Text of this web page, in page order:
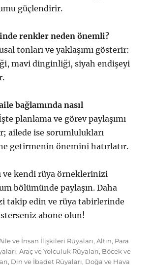
güçlendirir.
renkler neden önemli?
tonları ve yaklaşımı gösterir:
mavi dinginliği, siyah endişeyi
bağlamında nasıl
planlama ve görev paylaşımı
ailede ise sorumlulukları
getirmenin önemini hatırlatır.
ve kendi rüya örneklerinizi
bölümünde paylaşın. Daha
takip edin ve rüya tabirlerinde
abone olun!
ve İnsan İlişkileri Rüyaları,Altın, Para
,Araç ve Yolculuk Rüyaları, Böcek ve
, Din ve İbadet Rüyaları, Doğa ve Hava